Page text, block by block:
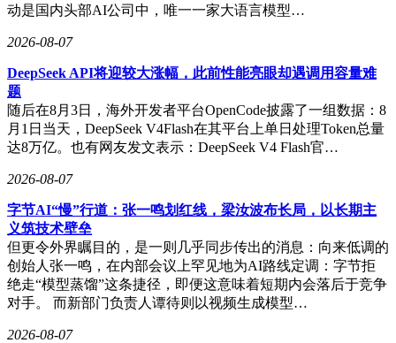
动是国内头部AI公司中，唯一一家大语言模型…
2026-08-07
DeepSeek API将迎较大涨幅，此前性能亮眼却遇调用容量难
题
随后在8月3日，海外开发者平台OpenCode披露了一组数据：8
月1日当天，DeepSeek V4Flash在其平台上单日处理Token总量
达8万亿。也有网友发文表示：DeepSeek V4 Flash官…
2026-08-07
字节AI“慢”行道：张一鸣划红线，梁汝波布长局，以长期主
义筑技术壁垒
但更令外界瞩目的，是一则几乎同步传出的消息：向来低调的
创始人张一鸣，在内部会议上罕见地为AI路线定调：字节拒
绝走“模型蒸馏”这条捷径，即便这意味着短期内会落后于竞争
对手。 而新部门负责人谭待则以视频生成模型…
2026-08-07